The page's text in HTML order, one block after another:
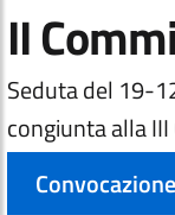
II
Seduta del 19-
congiunta alla
Convocazione